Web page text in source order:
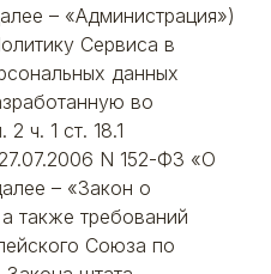
– «Администрация»)
Сервиса в
данных
во
ч. 1 ст. 18.1
N 152-ФЗ «О
– «Закон о
также требований
Союза по